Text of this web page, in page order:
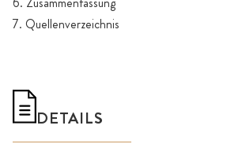
7. Quellenverzeichnis
DETAILS